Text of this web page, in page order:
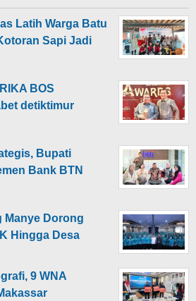
Latih Warga Batu
Sapi Jadi
BOS
detiktimur
Bupati
Bank BTN
Manye Dorong
Hingga Desa
9 WNA